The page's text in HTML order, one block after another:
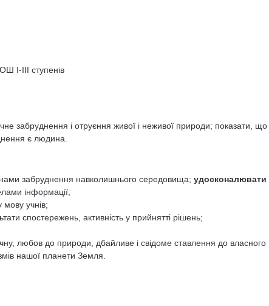
І-ІІІ ступенів
забруднення і отруєння живої і неживої природи; показати, що
є людина.
забруднення навколишнього середовища; удосконалювати
інформації;
мову учнів;
спостережень, активність у прийнятті рішень;
любов до природи, дбайливе і свідоме ставлення до власного
нашої планети Земля.